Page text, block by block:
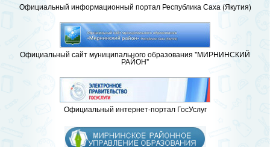
Официальный информационный портал Республика Саха (Якутия)
Официальный сайт муниципального образования "МИРНИНСКИЙ
РАЙОН"
Официальный интернет-портал ГосУслуг